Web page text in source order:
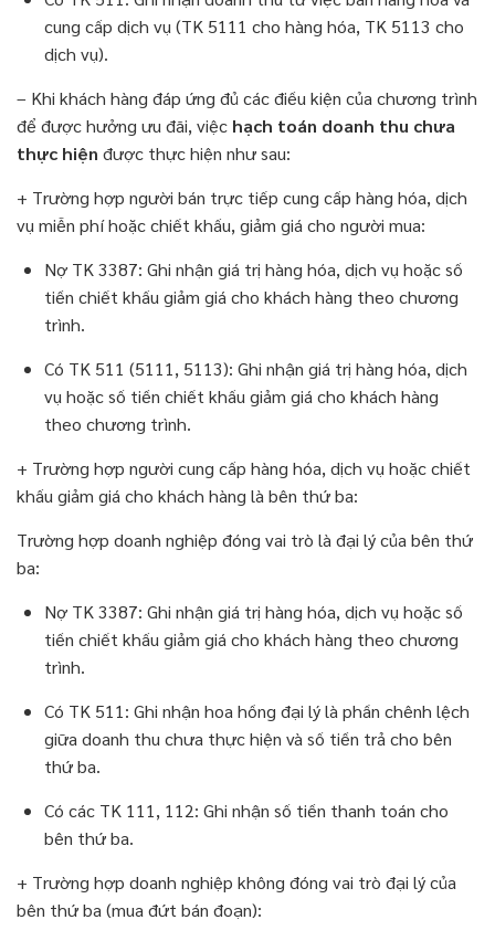
cung cấp dịch vụ (TK 5111 cho hàng hóa, TK 5113 cho
dịch vụ).
– Khi khách hàng đáp ứng đủ các điều kiện của chương trình
để được hưởng ưu đãi, việc hạch toán doanh thu chưa
thực hiện được thực hiện như sau:
+ Trường hợp người bán trực tiếp cung cấp hàng hóa, dịch
vụ miễn phí hoặc chiết khấu, giảm giá cho người mua:
Nợ TK 3387: Ghi nhận giá trị hàng hóa, dịch vụ hoặc số
tiền chiết khấu giảm giá cho khách hàng theo chương
trình.
Có TK 511 (5111, 5113): Ghi nhận giá trị hàng hóa, dịch
vụ hoặc số tiền chiết khấu giảm giá cho khách hàng
theo chương trình.
+ Trường hợp người cung cấp hàng hóa, dịch vụ hoặc chiết
khấu giảm giá cho khách hàng là bên thứ ba:
Trường hợp doanh nghiệp đóng vai trò là đại lý của bên thứ
ba:
Nợ TK 3387: Ghi nhận giá trị hàng hóa, dịch vụ hoặc số
tiền chiết khấu giảm giá cho khách hàng theo chương
trình.
Có TK 511: Ghi nhận hoa hồng đại lý là phần chênh lệch
giữa doanh thu chưa thực hiện và số tiền trả cho bên
thứ ba.
Có các TK 111, 112: Ghi nhận số tiền thanh toán cho
bên thứ ba.
+ Trường hợp doanh nghiệp không đóng vai trò đại lý của
bên thứ ba (mua đứt bán đoạn):